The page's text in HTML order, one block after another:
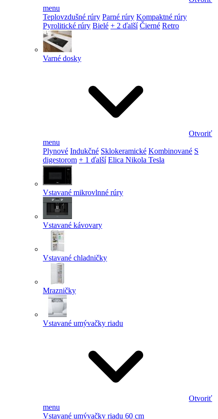
menu
Teplovzdušné rúry Parné rúry Kompaktné rúry
Pyrolitické rúry Bielé + 2 ďalší Čierné Retro
Varné dosky
Otvoriť
menu
Plynové Indukčné Sklokeramické Kombinované S
digestorom + 1 ďalší Elica Nikola Tesla
Vstavané mikrovlnné rúry
Vstavané kávovary
Vstavané chladničky
Mrazničky
Vstavané umývačky riadu
Otvoriť
menu
Vstavané umývačky riadu 60 cm